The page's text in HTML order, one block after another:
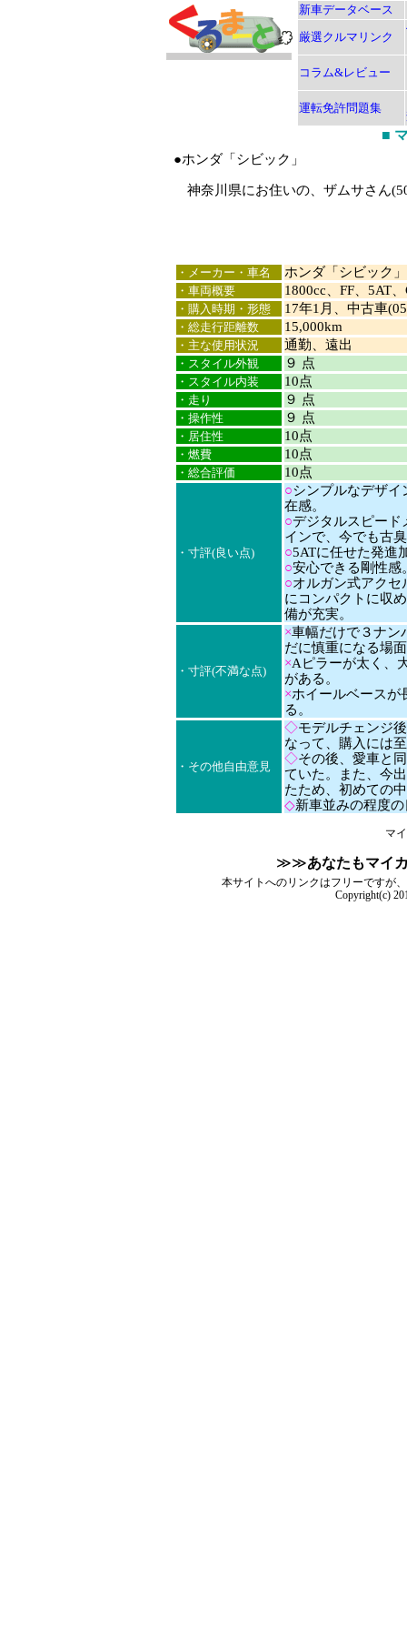
新車データベース
厳選クルマリンク
コラム&レビュー
運転免許問題集
■
●ホンダ「シビック」
神奈川県にお住いの、ザムサさん
・メーカー・車名 ホンダ「シビック」
・車両概要 1800cc、FF、5AT
・購入時期・形態 17年1月、中古車
・総走行距離数 15,000km
・主な使用状況 通勤、遠出
・スタイル外観 ９ 点
・スタイル内装 10点
・走り ９ 点
・操作性 ９ 点
・居住性 10点
・燃費 10点
・総合評価 10点
・寸評(良い点)
○シンプルなデザイ
在感。
○デジタルスピード
インで、今でも古
○5ATに任せた発進
○安心できる剛性感
○オルガン式アクセ
にコンパクトに収
備が充実。
・寸評(不満な点)
×車幅だけで３ナン
だに慎重になる場
×Aピラーが太く、
がある。
×ホイールベースが
る。
・その他自由意見
◇モデルチェンジ
なって、購入には
◇その後、愛車と
ていた。また、今
たため、初めての
◇新車並みの程度
マ
≫≫あなたもマイ
本サイトへのリンクはフリーですが
Copyright(c)